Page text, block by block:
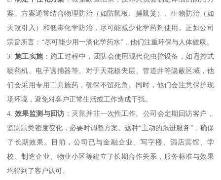
案。方案通常结合物理防治（如防鼠板、捕鼠笼）、生物防治（如
天敌引入）和低毒化学防治，尽可能减少化学药剂使用。正如公司
宗旨所言：“尽可能少用一滴化学药水”，他们注重环保与人体健康。
3. 施工实施：施工过程中，团队会使用现代化虫控设备，如遥控式
喷药机、电子诱捕器等。对于天花板夹层、管道井等隐蔽区域，他
们会采用专用工具施药，确保不留死角。同时，他们会注意保护现
场环境，避免对客户正常生活或工作造成干扰。
4. 效果监测与回访 ：灭鼠并非一次性工作。公司会定期回访客户，
监测鼠类密度变化，必要时调整方案。这种“主动的跟进服务”，确保
了长期效果。目前，公司已与金融企业、写字楼、酒店宾馆、学
校、制造企业、物业小区等建立了长期合作关系，服务标准与效果
均得到了客户认可。